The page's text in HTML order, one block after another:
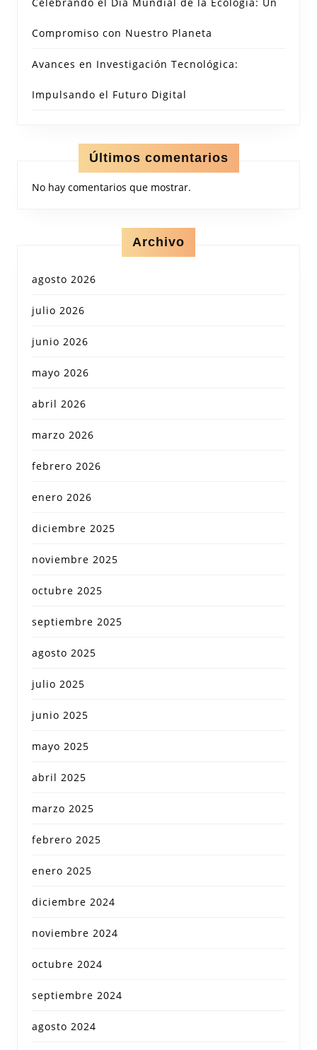
Compromiso con Nuestro Planeta
Avances en Investigación Tecnológica:
Impulsando el Futuro Digital
Últimos comentarios
No hay comentarios que mostrar.
Archivo
agosto 2026
julio 2026
junio 2026
mayo 2026
abril 2026
marzo 2026
febrero 2026
enero 2026
diciembre 2025
noviembre 2025
octubre 2025
septiembre 2025
agosto 2025
julio 2025
junio 2025
mayo 2025
abril 2025
marzo 2025
febrero 2025
enero 2025
diciembre 2024
noviembre 2024
octubre 2024
septiembre 2024
agosto 2024